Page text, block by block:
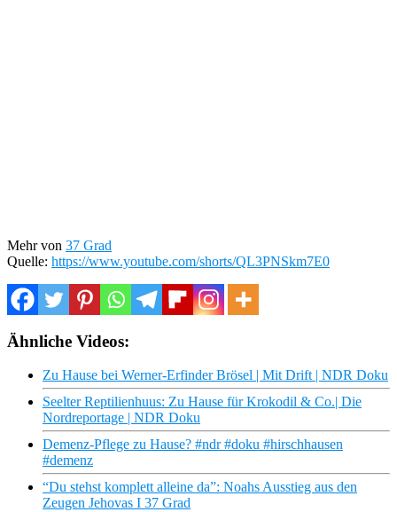
Mehr von 37 Grad
Quelle: https://www.youtube.com/shorts/QL3PNSkm7E0
Ähnliche Videos:
Zu Hause bei Werner-Erfinder Brösel | Mit Drift | NDR Doku
Seelter Reptilienhuus: Zu Hause für Krokodil & Co.| Die
Nordreportage | NDR Doku
Demenz-Pflege zu Hause? #ndr #doku #hirschhausen
#demenz
“Du stehst komplett alleine da”: Noahs Ausstieg aus den
Zeugen Jehovas I 37 Grad